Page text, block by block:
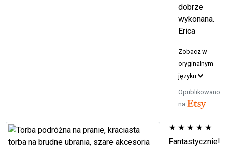
dobrze
wykonana.
Erica
Zobacz w
oryginalnym
języku
Opublikowano
na
★ ★ ★ ★ ★
Fantastycznie!